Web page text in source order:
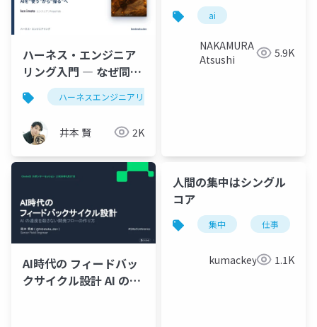
ハーネス・エンジニア
リング入門 ― なぜ同じ
AIで成果が変わるのか
ハーネスエンジニアリング
井本 賢 2K
ai
NAKAMURA
Atsushi
5.9K
AI時代の フィードバッ
クサイクル設計 AI の速
人間の集中はシングル
コア
集中 仕事
kumackey 1.1K